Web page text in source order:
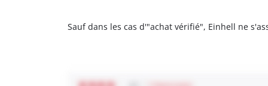
Sauf dans les cas d'"achat vérifié", Einhell ne